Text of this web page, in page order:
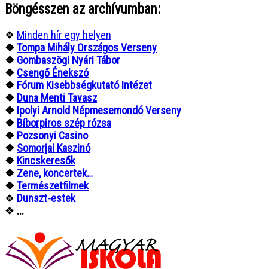
Böngésszen az archívumban:
❖ Minden hír egy helyen
❖Tompa Mihály Országos Verseny
❖ Gombaszögi Nyári Tábor
❖ Csengő Énekszó
❖ Fórum Kisebbségkutató Intézet
❖ Duna Menti Tavasz
❖ Ipolyi Arnold Népmesemondó Verseny
❖ Bíborpiros szép rózsa
❖ Pozsonyi Casino
❖ Somorjai Kaszinó
❖ Kincskeresők
❖ Zene, koncertek…
❖Természetfilmek
❖ Dunszt-estek
❖ ...